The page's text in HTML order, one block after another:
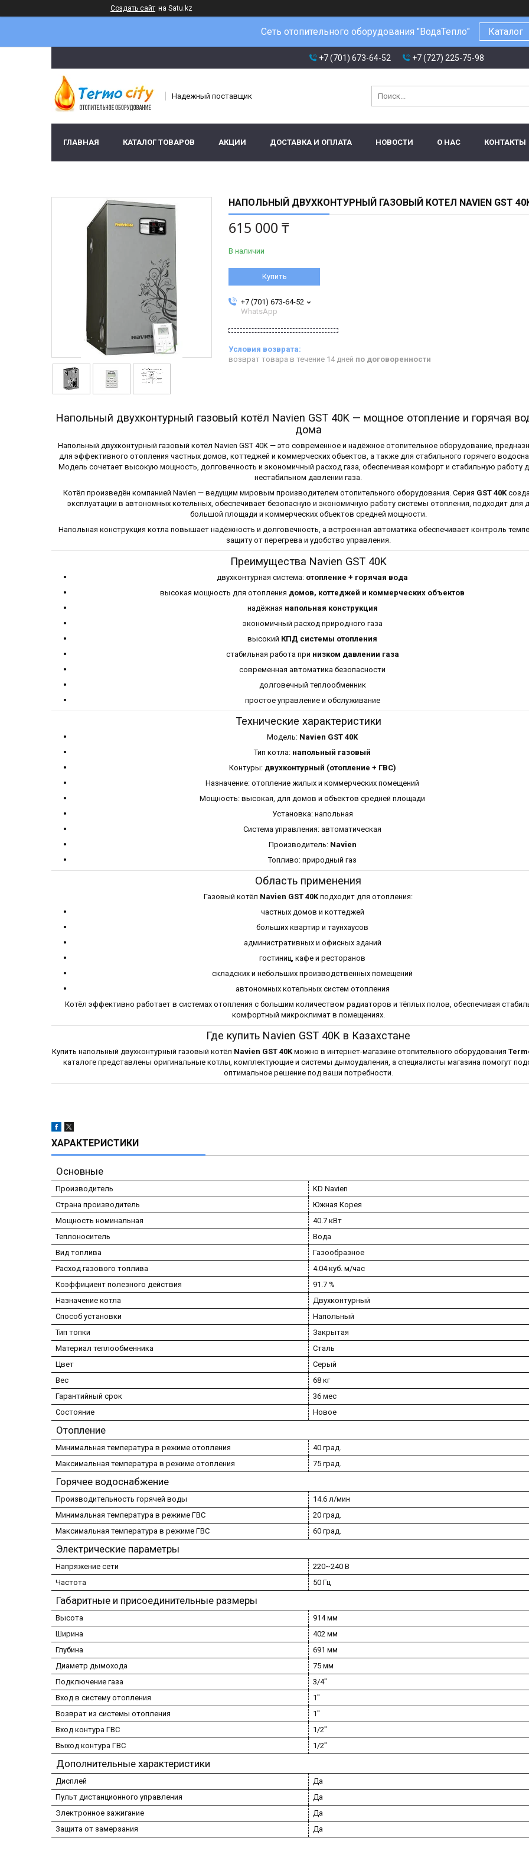
Создать сайт на Satu.kz
Сеть отопительного оборудования "ВодаТепло" Каталог
+7 (701) 673-64-52 +7 (727) 225-75-98
Надежный поставщик
ГЛАВНАЯ КАТАЛОГ ТОВАРОВ АКЦИИ ДОСТАВКА И ОПЛАТА НОВОСТИ О НАС КОНТАКТЫ
НАПОЛЬНЫЙ ДВУХКОНТУРНЫЙ ГАЗОВЫЙ КОТЕЛ NAVIEN GST
615 000 ₸
В наличии
Купить
+7 (701) 673-64-52
WhatsApp
возврат товара в течение 14 дней по договоренности
Напольный двухконтурный газовый котёл Navien GST 40K — мощное отопление и горячая
дома
Напольный двухконтурный газовый котёл Navien GST 40K — это современное и надёжное отопительное оборудование,
для эффективного отопления частных домов, коттеджей и коммерческих объектов, а также для стабильного горячего
Модель сочетает высокую мощность, долговечность и экономичный расход газа, обеспечивая комфорт и стабильную работу
нестабильном давлении газа.
Котёл произведён компанией Navien — ведущим мировым производителем отопительного оборудования. Серия GST 40K
эксплуатации в автономных котельных, обеспечивает безопасную и экономичную работу системы отопления, подходит для
большой площади и коммерческих объектов средней мощности.
Напольная конструкция котла повышает надёжность и долговечность, а встроенная автоматика обеспечивает контроль
защиту от перегрева и удобство управления.
Преимущества Navien GST 40K
двухконтурная система: отопление + горячая вода
высокая мощность для отопления домов, коттеджей и коммерческих объектов
надёжная напольная конструкция
экономичный расход природного газа
высокий КПД системы отопления
стабильная работа при низком давлении газа
современная автоматика безопасности
долговечный теплообменник
простое управление и обслуживание
Технические характеристики
Модель: Navien GST 40K
Тип котла: напольный газовый
Контуры: двухконтурный (отопление + ГВС)
Назначение: отопление жилых и коммерческих помещений
Мощность: высокая, для домов и объектов средней площади
Установка: напольная
Система управления: автоматическая
Производитель: Navien
Топливо: природный газ
Область применения
Газовый котёл Navien GST 40Kподходит для отопления:
частных домов и коттеджей
больших квартир и таунхаусов
административных и офисных зданий
гостиниц, кафе и ресторанов
складских и небольших производственных помещений
автономных котельных систем отопления
Котёл эффективно работает в системах отопления с большим количеством радиаторов и тёплых полов, обеспечивая
комфортный микроклимат в помещениях.
Где купить Navien GST 40K в Казахстане
Купить напольный двухконтурный газовый котёл Navien GST 40Kможно в интернет-магазине отопительного оборудования
каталоге представлены оригинальные котлы, комплектующие и системы дымоудаления, а специалисты магазина помогут
оптимальное решение под ваши потребности.
ХАРАКТЕРИСТИКИ
Основные
Производитель
KD Navien
Страна производитель
Южная Корея
Мощность номинальная
40.7 кВт
Теплоноситель
Вода
Вид топлива
Газообразное
Расход газового топлива
4.04 куб. м/час
Коэффициент полезного действия
91.7 %
Назначение котла
Двухконтурный
Способ установки
Напольный
Тип топки
Закрытая
Материал теплообменника
Сталь
Цвет
Серый
Вес
68 кг
Гарантийный срок
36 мес
Состояние
Новое
Отопление
Минимальная температура в режиме отопления
40 град.
Максимальная температура в режиме отопления
75 град.
Горячее водоснабжение
Производительность горячей воды
14.6 л/мин
Минимальная температура в режиме ГВС
20 град.
Максимальная температура в режиме ГВС
60 град.
Электрические параметры
Напряжение сети
220~240 В
Частота
50 Гц
Габаритные и присоединительные размеры
Высота
914 мм
Ширина
402 мм
Глубина
691 мм
Диаметр дымохода
75 мм
Подключение газа
3/4"
Вход в систему отопления
1"
Возврат из системы отопления
1"
Вход контура ГВС
1/2"
Выход контура ГВС
1/2"
Дополнительные характеристики
Дисплей
Да
Пульт дистанционного управления
Да
Электронное зажигание
Да
Защита от замерзания
Да